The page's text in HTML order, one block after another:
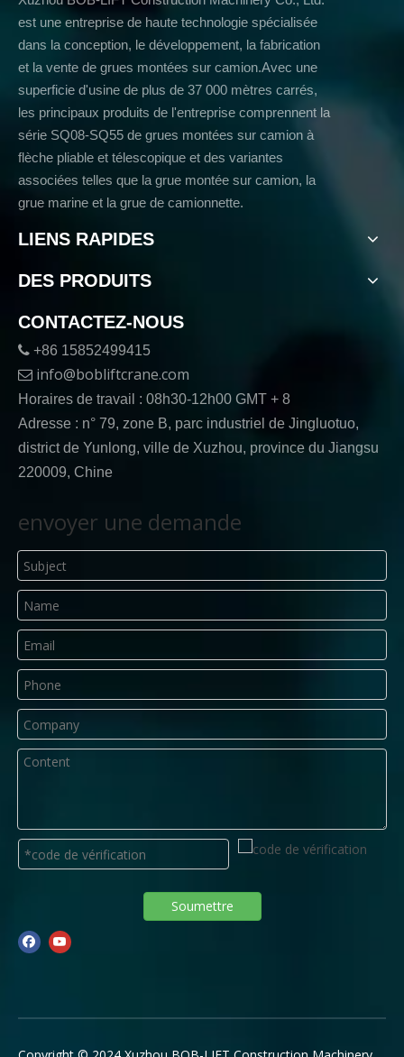
est une entreprise de haute technologie spécialisée
dans la conception, le développement, la fabrication
et la vente de grues montées sur camion.Avec une
superficie d'usine de plus de 37 000 mètres carrés,
les principaux produits de l'entreprise comprennent la
série SQ08-SQ55 de grues montées sur camion à
flèche pliable et télescopique et des variantes
associées telles que la grue montée sur camion, la
grue marine et la grue de camionnette.
LIENS RAPIDES
DES PRODUITS
CONTACTEZ-NOUS
 +86 15852499415
 info@bobliftcrane.com
Horaires de travail : 08h30-12h00 GMT + 8
Adresse : n° 79, zone B, parc industriel de Jingluotuo,
district de Yunlong, ville de Xuzhou, province du Jiangsu
220009, Chine
envoyer une demande
Soumettre